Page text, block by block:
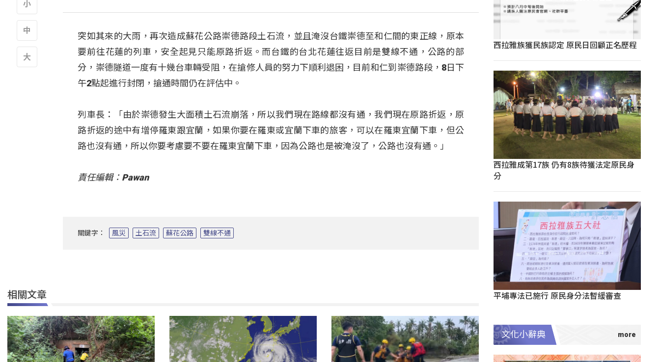
突如其來的大雨，再次造成蘇花公路崇德路段土石流，並且淹沒台鐵崇德至和仁間的東正線，原本
要前往花蓮的列車，安全起見只能原路折返。而台鐵的台北花蓮往返目前是雙線不通，公路的部
分，崇德隧道一度有十幾台車輛受阻，在搶修人員的努力下順利退困，目前和仁到崇德路段，8日下
午2點起進行封閉，搶通時間仍在評估中。
列車長：「由於崇德發生大面積土石流崩落，所以我們現在路線都沒有通，我們現在原路折返，原
路折返的途中有增停羅東跟宜蘭，如果你要在羅東或宜蘭下車的旅客，可以在羅東宜蘭下車，但公
路也沒有通，所以你要考慮要不要在羅東宜蘭下車，因為公路也是被淹沒了，公路也沒有通。」
責任編輯：Pawan
關鍵字： 風災 土石流 蘇花公路 雙線不通
相關文章
西拉雅族獲民族認定 原民日回顧正名歷程
西拉雅成第17族 仍有8族待獲法定原民身
分
平埔專法已施行 原民身分法暫緩審查
文化小辭典